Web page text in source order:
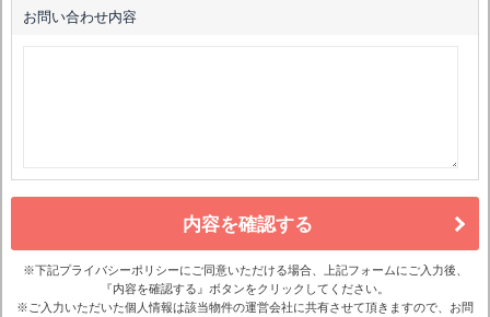
お問い合わせ内容
内容を確認する
※下記プライバシーポリシーにご同意いただける場合、上記フォームにご入力後、
『内容を確認する』ボタンをクリックしてください。
※ご入力いただいた個人情報は該当物件の運営会社に共有させて頂きますので、お問